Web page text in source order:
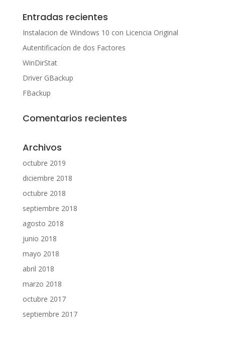
Entradas recientes
Instalacion de Windows 10 con Licencia Original
Autentificacíon de dos Factores
WinDirStat
Driver GBackup
FBackup
Comentarios recientes
Archivos
octubre 2019
diciembre 2018
octubre 2018
septiembre 2018
agosto 2018
junio 2018
mayo 2018
abril 2018
marzo 2018
octubre 2017
septiembre 2017